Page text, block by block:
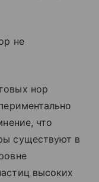
не
нор
что
существуют в
высоких